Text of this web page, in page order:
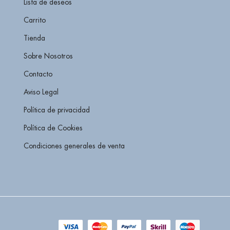
Lista de deseos
Carrito
Tienda
Sobre Nosotros
Contacto
Aviso Legal
Política de privacidad
Política de Cookies
Condiciones generales de venta